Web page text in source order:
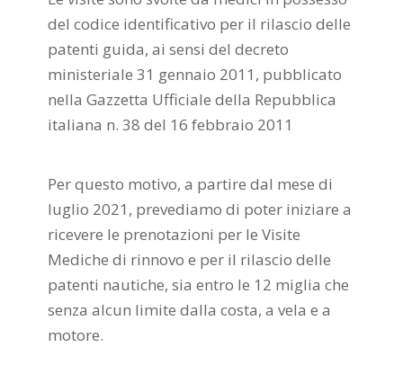
del codice identificativo per il rilascio delle
patenti guida, ai sensi del decreto
ministeriale 31 gennaio 2011, pubblicato
nella Gazzetta Ufficiale della Repubblica
italiana n. 38 del 16 febbraio 2011
Per questo motivo, a partire dal mese di
luglio 2021, prevediamo di poter iniziare a
ricevere le prenotazioni per le Visite
Mediche di rinnovo e per il rilascio delle
patenti nautiche, sia entro le 12 miglia che
senza alcun limite dalla costa, a vela e a
motore.